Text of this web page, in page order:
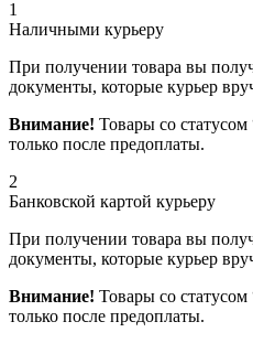
1
Наличными курьеру
При получении товара вы
документы, которые курьер
Внимание! Товары со статусом
только после предоплаты.
2
Банковской картой курьеру
При получении товара вы
документы, которые курьер
Внимание! Товары со статусом
только после предоплаты.